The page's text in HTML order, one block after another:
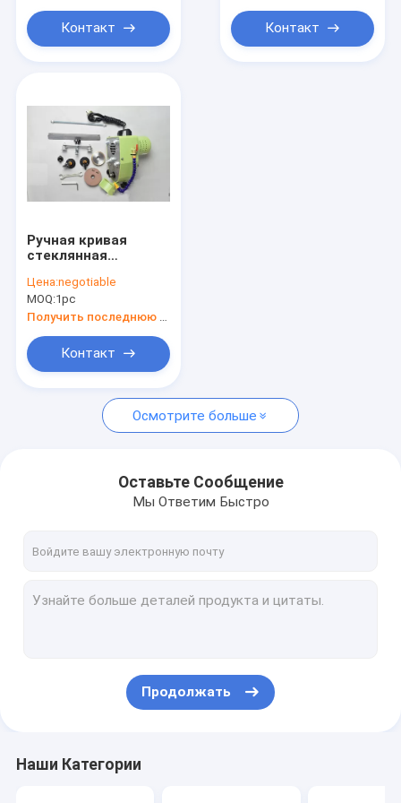
Контакт Контакт
Ручная кривая
стеклянная
Цена:negotiable
MOQ:1pc
Контакт
Осмотрите больше
Оставьте Сообщение
Мы Ответим Быстро
Продолжать
Наши Категории